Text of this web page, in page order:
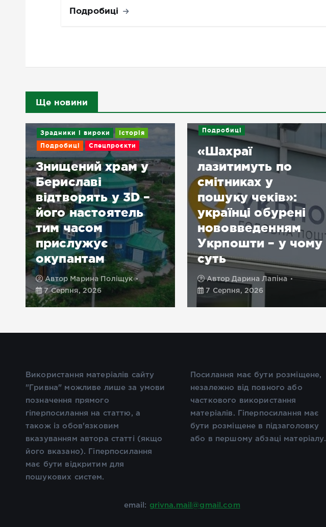
Подробиці
Ще новини
Зрадники і вироки
Історія
Подробиці
Спецпроєкти
Знищений храм у
Бериславі
відтворять у 3D –
його настоятель
тим часом
прислужує
окупантам
Автор Марина Поліщук
7 Серпня, 2026
Подробиці
«Шахраї
лазитимуть по
смітниках у
пошуку чеків»:
українці обурені
нововведенням
Укрпошти – у чому
суть
АвторДарина Лапіна
7 Серпня, 2026
Використання матеріалів сайту
"Гривна" можливе лише за умови
позначення прямого
гіперпосилання на статтю, а
також із обов'язковим
вказуванням автора статті (якщо
його вказано). Гіперпосилання
має бути відкритим для
пошукових систем.
email: grivna.mail@gmail.com
Посилання має бути розміщене,
незалежно від повного або
часткового використання
матеріалів. Гіперпосилання має
бути розміщене в підзаголовку
або в першому абзаці матеріалу.